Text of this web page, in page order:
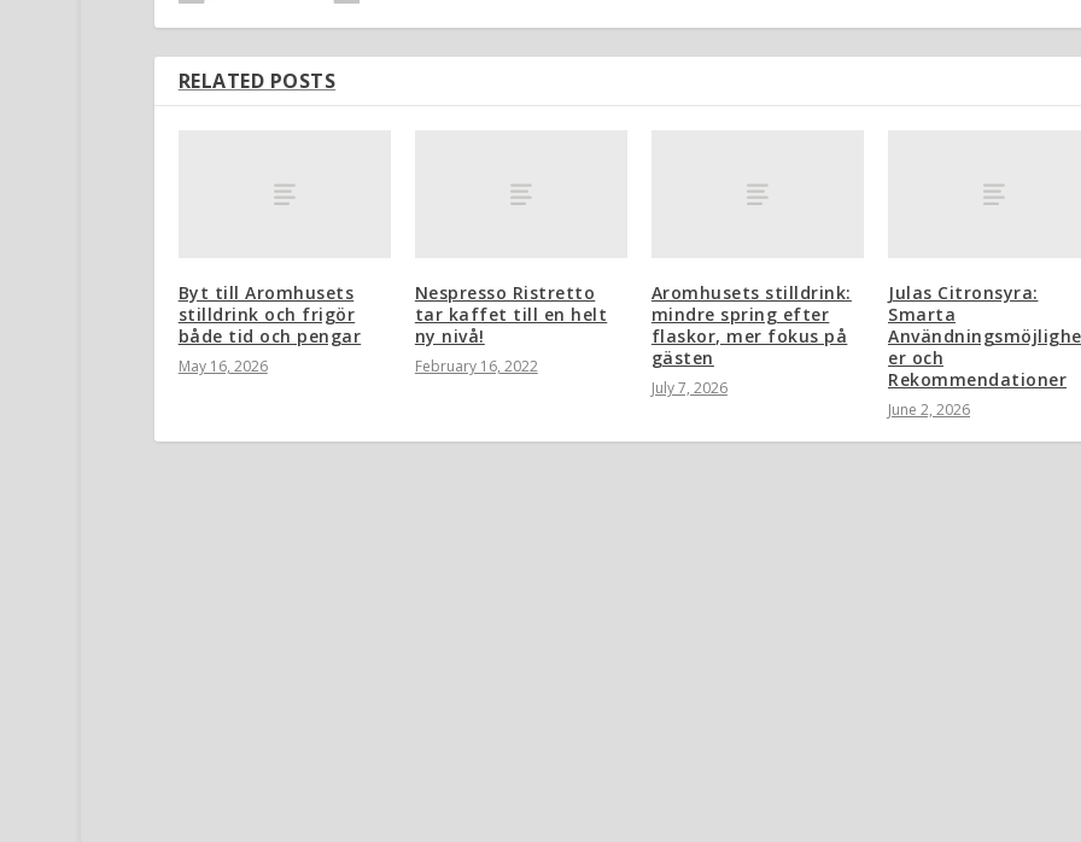
RELATED POSTS
Byt till Aromhusets
stilldrink och frigör
både tid och pengar
May 16, 2026
Nespresso Ristretto
tar kaffet till en helt
ny nivå!
February 16, 2022
Aromhusets stilldrink:
mindre spring efter
flaskor, mer fokus på
gästen
July 7, 2026
Julas Citronsyra:
Smarta
er och
Rekommendationer
June 2, 2026